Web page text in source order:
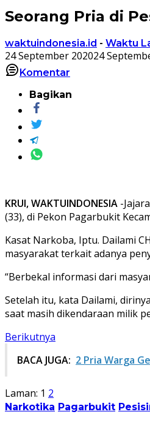
Seorang Pria di
waktuindonesia.id - Waktu
24 September 202024
Komentar
Bagikan
KRUI, WAKTUINDONESIA -
(33), di Pekon Pagarbukit
Kasat Narkoba, Iptu. Dailami
masyarakat terkait adanya
“Berbekal informasi dari
Setelah itu, kata Dailami,
saat masih dikendaraan milik
Berikutnya
BACA JUGA: 2 Pria Warga
Laman: 1 2
Narkotika Pagarbukit